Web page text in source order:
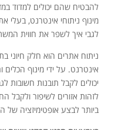
להבטיח שהם יכולים למדוד
מינוף ניתוחי אינטרנט, בעלי
לגבי איך לשפר את חווית
ניתוח אתרים הוא חלק חיוני
אינטרנט. על ידי מינוף הכלים
יכולים לקבל תובנות חשובות
לזהות אזורים לשיפור ולקבל
ביותר לבצע אופטימיזציה